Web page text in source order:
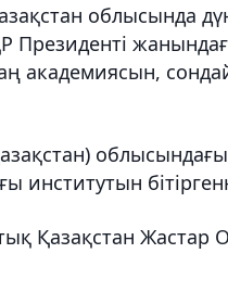
облысында
академиясын,
Қазақстан Жастар